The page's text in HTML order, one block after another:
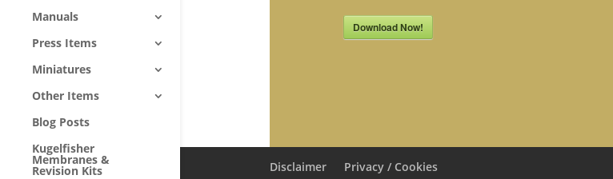
Manuals
Press Items
Miniatures
Other Items
Blog Posts
Kugelfisher
Membranes &
Revision Kits
Download Now!
Disclaimer Privacy / Cookies